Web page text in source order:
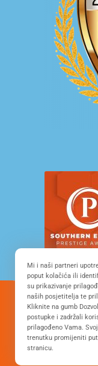
© Copyright
Mi i naši partneri
poput kolačića ili
su prikazivanje
naših posjetitelja te
Kliknite na gumb
postupke i zadržali
prilagođeno Vama.
trenutku promijeniti
stranicu.